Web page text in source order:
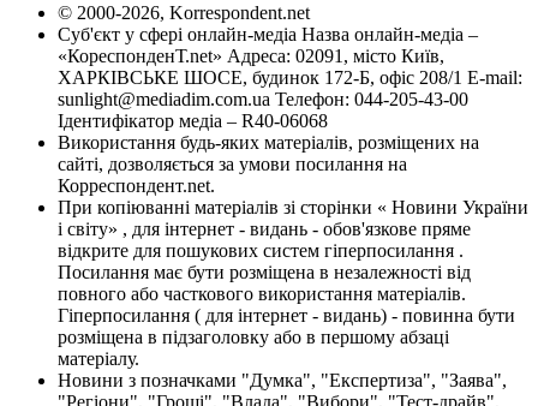
© 2000-2026, Korrespondent.net
Суб'єкт у сфері онлайн-медіа Назва онлайн-медіа –
«КореспонденТ.net» Адреса: 02091, місто Київ,
ХАРКІВСЬКЕ ШОСЕ, будинок 172-Б, офіс 208/1 E-mail:
sunlight@mediadim.com.ua Телефон: 044-205-43-00
Ідентифікатор медіа – R40-06068
Використання будь-яких матеріалів, розміщених на
сайті, дозволяється за умови посилання на
Корреспондент.net.
При копіюванні матеріалів зі сторінки « Новини України
і світу» , для інтернет - видань - обов'язкове пряме
відкрите для пошукових систем гіперпосилання .
Посилання має бути розміщена в незалежності від
повного або часткового використання матеріалів.
Гіперпосилання ( для інтернет - видань) - повинна бути
розміщена в підзаголовку або в першому абзаці
матеріалу.
Новини з позначками "Думка", "Експертиза", "Заява",
"Регіони", "Гроші", "Влада", "Вибори", "Тест-драйв",